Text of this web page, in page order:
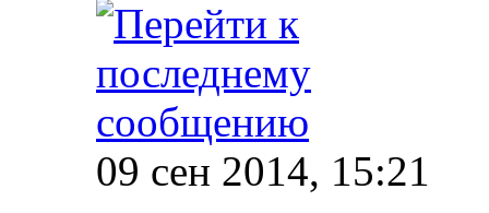
09 сен 2014, 15:21